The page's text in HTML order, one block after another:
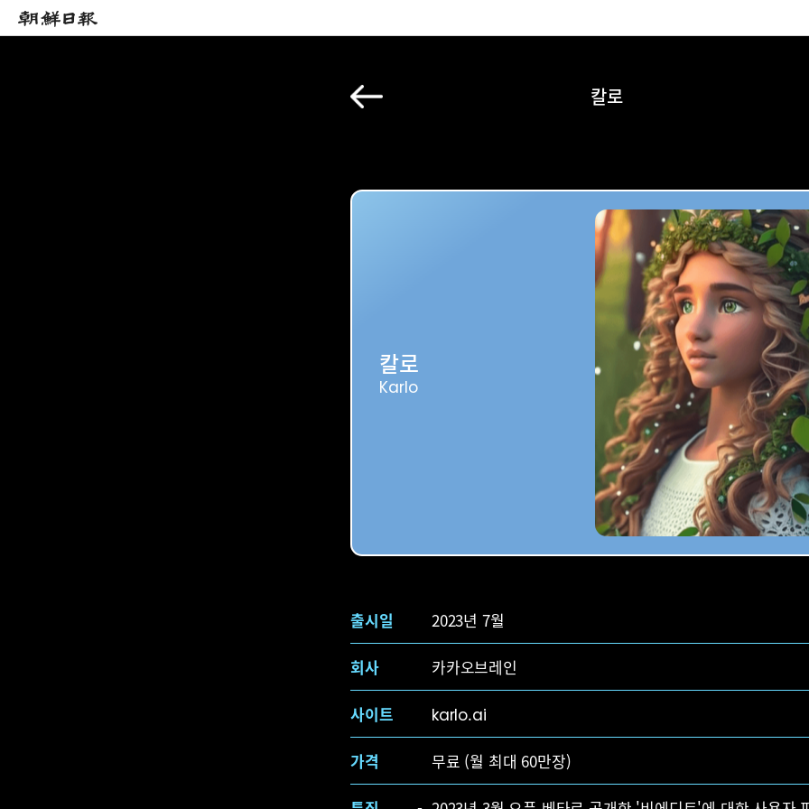
칼로
칼로
Karlo
출시일 2023년 7월
회사 카카오브레인
사이트 karlo.ai
가격 무료 (월 최대 60만장)